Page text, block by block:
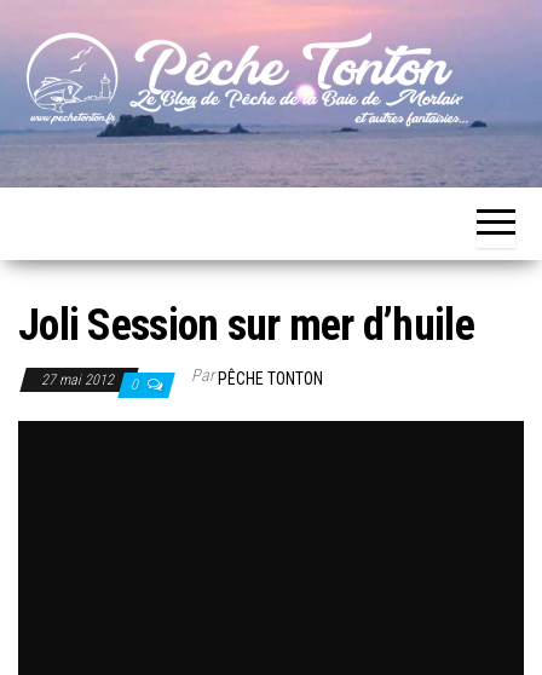
content
Pêche
Le blog
de
Baie de
Joli Session sur mer d’huile
27 mai 2012 0 ParPÊCHE TONTON